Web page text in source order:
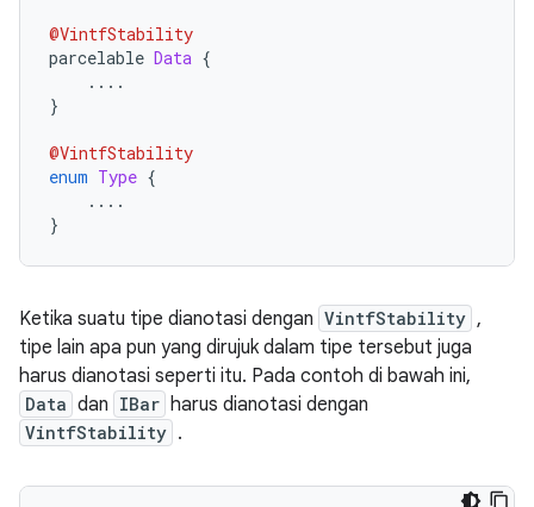
@VintfStability
parcelable Data {
....
}
@VintfStability
enum Type {
....
}
Ketika suatu tipe dianotasi dengan VintfStability ,
tipe lain apa pun yang dirujuk dalam tipe tersebut juga
harus dianotasi seperti itu. Pada contoh di bawah ini,
Data dan IBar harus dianotasi dengan
VintfStability .